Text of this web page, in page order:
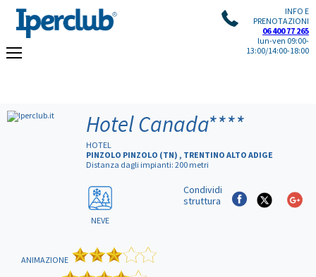
INFO E
PRENOTAZIONI
06 400 77 265
lun-ven 09:00-
13:00/14:00-18:00
Hotel Canada****
HOTEL
PINZOLO PINZOLO (TN) , TRENTINO ALTO ADIGE
Distanza dagli impianti: 200 metri
NEVE
Condividi
struttura
ANIMAZIONE